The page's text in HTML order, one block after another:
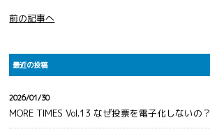
前の記事へ
最近の投稿
2026/01/30
MORE TIMES Vol.13 なぜ投票を電子化しないの？